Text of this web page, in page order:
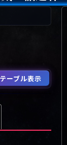
テーブル表示